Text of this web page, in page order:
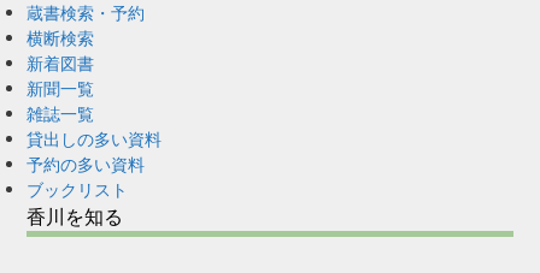
蔵書検索・予約
横断検索
新着図書
新聞一覧
雑誌一覧
貸出しの多い資料
予約の多い資料
ブックリスト
香川を知る